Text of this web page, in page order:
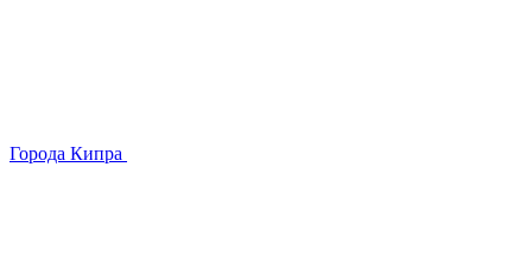
Города Кипра